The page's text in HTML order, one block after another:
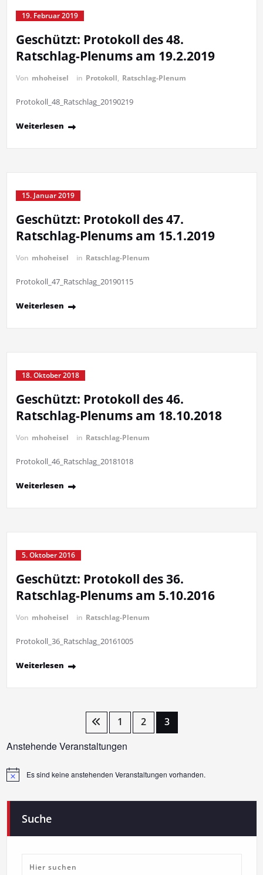
19. Februar 2019
Geschützt: Protokoll des 48.
Ratschlag-Plenums am 19.2.2019
Von mhoheisel in Protokoll, Ratschlag-Plenum
Protokoll_48_Ratschlag_20190219
Weiterlesen
15. Januar 2019
Geschützt: Protokoll des 47.
Ratschlag-Plenums am 15.1.2019
Von mhoheisel in Ratschlag-Plenum
Protokoll_47_Ratschlag_20190115
Weiterlesen
18. Oktober 2018
Geschützt: Protokoll des 46.
Ratschlag-Plenums am 18.10.2018
Von mhoheisel in Ratschlag-Plenum
Protokoll_46_Ratschlag_20181018
Weiterlesen
5. Oktober 2016
Geschützt: Protokoll des 36.
Ratschlag-Plenums am 5.10.2016
Von mhoheisel in Ratschlag-Plenum
Protokoll_36_Ratschlag_20161005
Weiterlesen
Seitennummerierung
der
Beiträge
1 2 3
Anstehende Veranstaltungen
HinweisEs sind keine anstehenden Veranstaltungen vorhanden.
Suche